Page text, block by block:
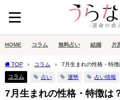
HOME コラム 無料占い 結婚 片
TOP コラム
7月生まれの性格・特
占い
コラム 占い 運勢 占い情報
7月生まれの性格・特徴は